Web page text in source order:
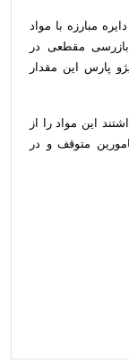
مبارزه با مواد
مقطعی در
پارس این مقدار
این مواد را از
متوقف و در